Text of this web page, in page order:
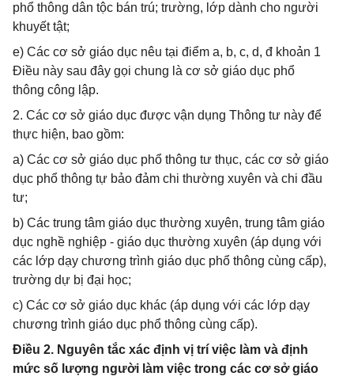
phổ thông dân tộc bán trú; trường, lớp dành cho người
khuyết tật;
e) Các cơ sở giáo dục nêu tại điểm a, b, c, d, đ khoản 1
Điều này sau đây gọi chung là cơ sở giáo dục phổ
thông công lập.
2. Các cơ sở giáo dục được vận dụng Thông tư này để
thực hiện, bao gồm:
a) Các cơ sở giáo dục phổ thông tư thục, các cơ sở giáo
dục phổ thông tự bảo đảm chi thường xuyên và chi đầu
tư;
b) Các trung tâm giáo dục thường xuyên, trung tâm giáo
dục nghề nghiệp - giáo dục thường xuyên (áp dụng với
các lớp dạy chương trình giáo dục phổ thông cùng cấp),
trường dự bị đại học;
c) Các cơ sở giáo dục khác (áp dụng với các lớp dạy
chương trình giáo dục phổ thông cùng cấp).
Điều 2. Nguyên tắc xác định vị trí việc làm và định
mức số lượng người làm việc trong các cơ sở giáo